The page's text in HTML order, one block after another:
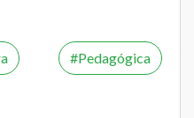
Pedagógica